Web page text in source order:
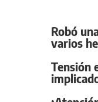
Robó
varios
Tensión